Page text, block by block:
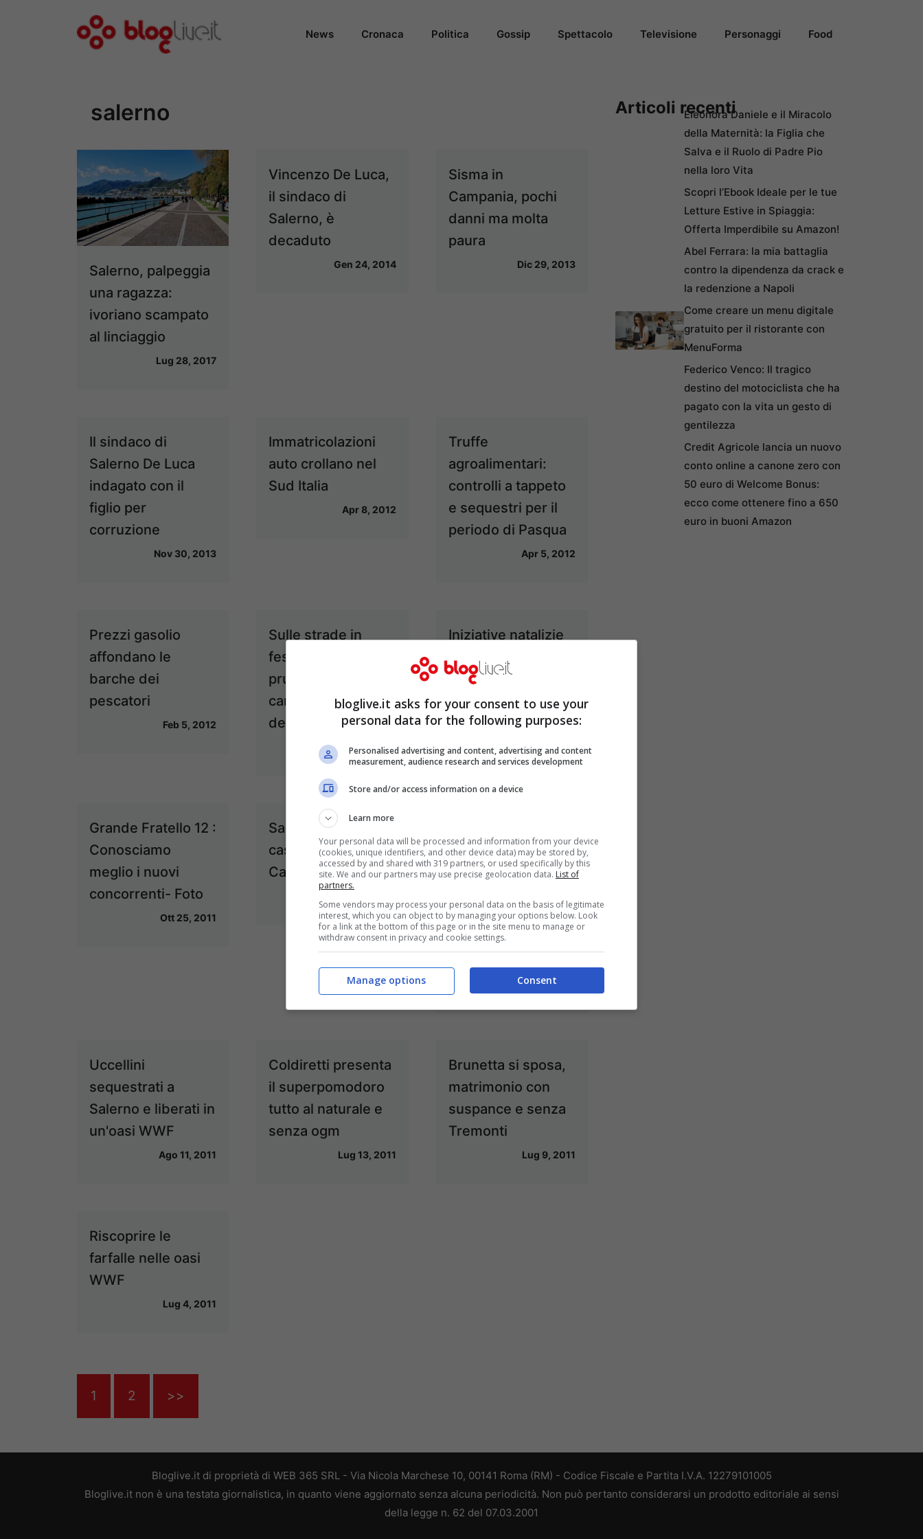
News Cronaca Politica Gossip Spettacolo Televisione Personaggi Food
salerno
Salerno, palpeggia
una ragazza:
ivoriano scampato
al linciaggio
Lug 28, 2017
Vincenzo De Luca,
il sindaco di
Salerno, è
decaduto
Gen 24, 2014
Sisma in
Campania, pochi
danni ma molta
paura
Dic 29, 2013
Il sindaco di
Salerno De Luca
indagato con il
figlio per
corruzione
Nov 30, 2013
Immatricolazioni
auto crollano nel
Sud Italia
Apr 8, 2012
Truffe
agroalimentari:
controlli a tappeto
e sequestri per il
periodo di Pasqua
Apr 5, 2012
Prezzi gasolio
affondano le
barche dei
pescatori
Feb 5, 2012
Sulle strade in
festa “Brindo con
prudenza”: parte la
campagna
dell’ANIA
Dic 26, 2011
Iniziative natalizie
per chi ama i cani
Grande Fratello 12 :
Conosciamo
meglio i nuovi
concorrenti- Foto
Ott 25, 2011
Sagre delle
castagne in
Campania
Cinque"
Ferdinando
confessa: E' finita
con Angelica-
Ott 8, 2011
Uccellini
sequestrati a
Salerno e liberati in
un'oasi WWF
Ago 11, 2011
Coldiretti presenta
il superpomodoro
tutto al naturale e
senza ogm
Lug 13, 2011
Brunetta si sposa,
matrimonio con
suspance e senza
Tremonti
Lug 9, 2011
Riscoprire le
farfalle nelle oasi
WWF
Lug 4, 2011
1 2 >>
Articoli recentiEleonora Daniele e il Miracolo
della Maternità: la Figlia che
Salva e il Ruolo di Padre Pio
nella loro Vita
Scopri l’Ebook Ideale per le tue
Letture Estive in Spiaggia:
Offerta Imperdibile su Amazon!
Abel Ferrara: la mia battaglia
contro la dipendenza da crack e
la redenzione a Napoli
Come creare un menu digitale
gratuito per il ristorante con
MenuForma
Federico Venco: Il tragico
destino del motociclista che ha
pagato con la vita un gesto di
gentilezza
Credit Agricole lancia un nuovo
conto online a canone zero con
50 euro di Welcome Bonus:
ecco come ottenere fino a 650
euro in buoni Amazon
Bloglive.it di proprietà di WEB 365 SRL - Via Nicola Marchese 10, 00141 Roma (RM) - Codice Fiscale e Partita I.V.A. 12279101005
Bloglive.it non è una testata giornalistica, in quanto viene aggiornato senza alcuna periodicità. Non può pertanto considerarsi un prodotto editoriale ai sensi
della legge n. 62 del 07.03.2001
bloglive.it asks for your consent to use your
personal data for the following purposes:
Personalised advertising and content, advertising and content
measurement, audience research and services development
Store and/or access information on a device
Learn more
Your personal data will be processed and information from your device
(cookies, unique identifiers, and other device data) may be stored by,
accessed by and shared with 319 partners, or used specifically by this
site. We and our partners may use precise geolocation data. List of
partners.
Some vendors may process your personal data on the basis of legitimate
interest, which you can object to by managing your options below. Look
for a link at the bottom of this page or in the site menu to manage or
withdraw consent in privacy and cookie settings.
Consent
Manage options